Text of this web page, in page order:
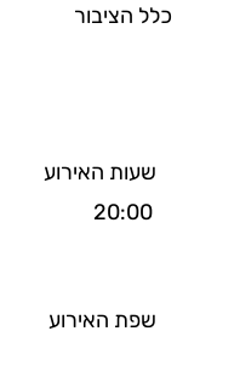
כלל הציבור
שעות האירוע
20:00
שפת האירוע